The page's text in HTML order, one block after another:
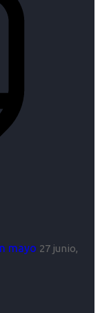
mayo 27 junio,